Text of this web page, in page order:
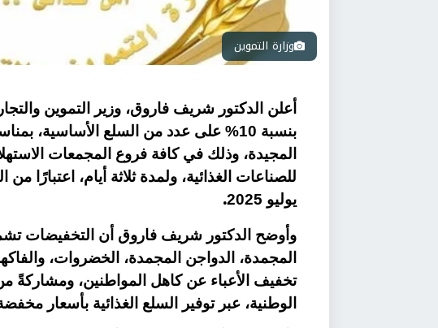
وزارة التموين
أعلن الدكتور شريف فاروق، وزير التموين
المجيدة، وذلك في كافة فروع المجمعات
يوليو 2025
.
وأوضح الدكتور شريف فاروق أن التخفيضات
المجمدة، الدواجن المجمدة، الخضروات،
تخفيف الأعباء عن كاهل المواطنين، ومشاركةً من
الوطنية، عبر توفير السلع الغذائية بأسعار